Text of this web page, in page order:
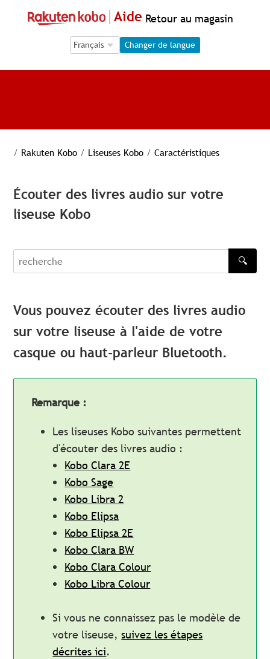
Aide Retour au magasin
Language Selection
Language Selection
Changer de langue
/ Rakuten Kobo / Liseuses Kobo / Caractéristiques
Écouter des livres audio sur votre
liseuse Kobo
recherche
🔍
Vous pouvez écouter des livres audio
sur votre liseuse à l'aide de votre
casque ou haut-parleur Bluetooth.
Remarque :
Les liseuses Kobo suivantes permettent
d'écouter des livres audio :
Kobo Clara 2E
Kobo Sage
Kobo Libra 2
Kobo Elipsa
Kobo Elipsa 2E
Kobo Clara BW
Kobo Clara Colour
Kobo Libra Colour
Si vous ne connaissez pas le modèle de
votre liseuse,suivez les étapes
décrites ici.